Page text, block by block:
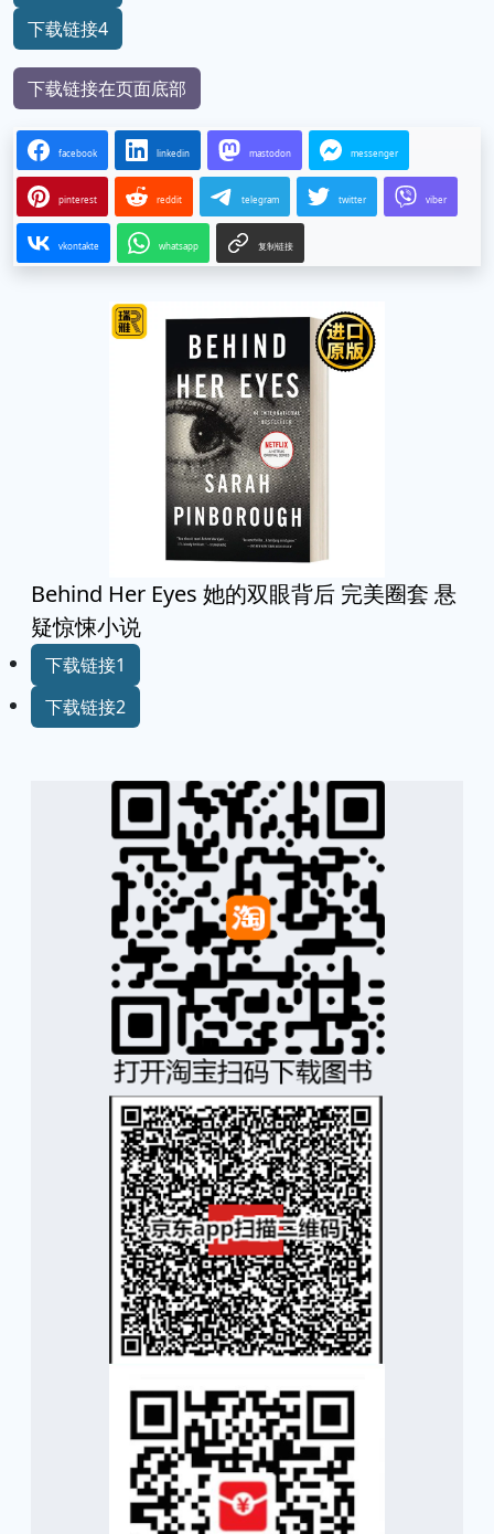
下载链接4
下载链接在页面底部
facebook linkedin mastodon messenger
pinterest reddit telegram twitter viber
vkontakte whatsapp 复制链接
Behind Her Eyes 她的双眼背后 完美圈套 悬
疑惊悚小说
下载链接1
下载链接2